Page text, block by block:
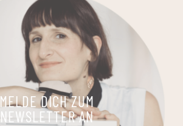
MELDE DICH ZUM
NEWSLETTER AN